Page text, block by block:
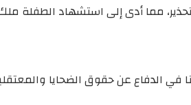
مما أدى إلى استشهاد الطفلة
في الدفاع عن حقوق الضحايا